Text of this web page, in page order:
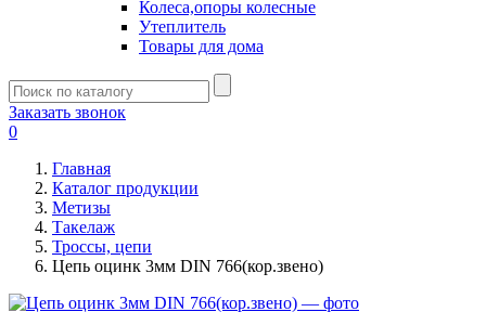
Колеса,опоры колесные
Утеплитель
Товары для дома
Заказать звонок
0
Главная
Каталог продукции
Метизы
Такелаж
Троссы, цепи
Цепь оцинк 3мм DIN 766(кор.звено)